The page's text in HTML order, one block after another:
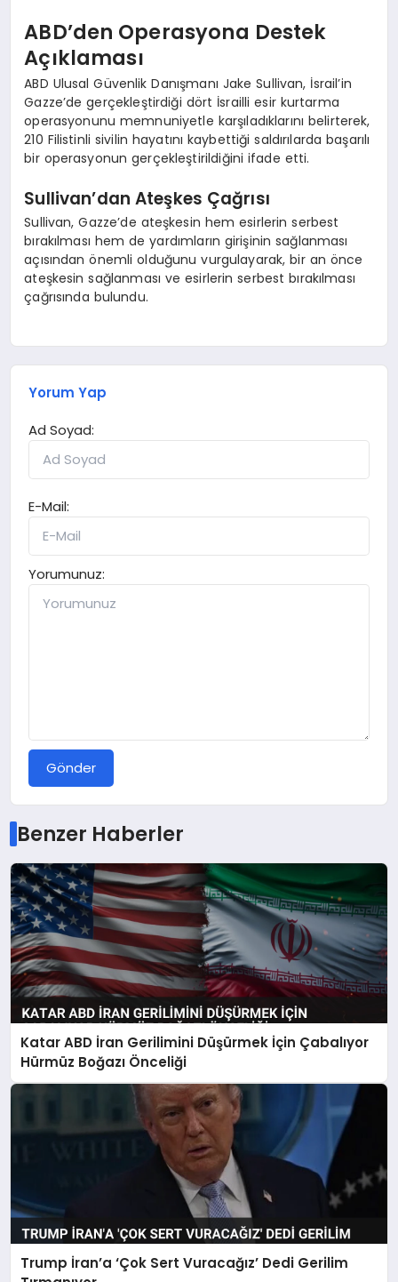
ABD’den Operasyona Destek
Açıklaması
ABD Ulusal Güvenlik Danışmanı Jake Sullivan, İsrail’in
Gazze’de gerçekleştirdiği dört İsrailli esir kurtarma
operasyonunu memnuniyetle karşıladıklarını belirterek,
210 Filistinli sivilin hayatını kaybettiği saldırılarda başarılı
bir operasyonun gerçekleştirildiğini ifade etti.
Sullivan’dan Ateşkes Çağrısı
Sullivan, Gazze’de ateşkesin hem esirlerin serbest
bırakılması hem de yardımların girişinin sağlanması
açısından önemli olduğunu vurgulayarak, bir an önce
ateşkesin sağlanması ve esirlerin serbest bırakılması
çağrısında bulundu.
Yorum Yap
Ad Soyad:
E-Mail:
Yorumunuz:
Gönder
Benzer Haberler
Katar ABD İran Gerilimini Düşürmek İçin Çabalıyor
Hürmüz Boğazı Önceliği
Trump İran’a ‘Çok Sert Vuracağız’ Dedi Gerilim